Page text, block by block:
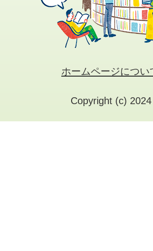
ホームページについ
Copyright (c)